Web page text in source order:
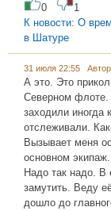
0
1
К новости: О
в Шатуре
31 июля 22:55
А это. Это
Северном флоте.
заходили
отслеживали.
Вызывает меня
основном
Надо так надо. В
замутить. Веду
дошло до